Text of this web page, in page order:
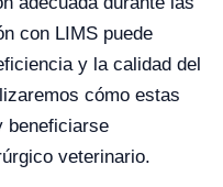
con LIMS puede
y la calidad del
cómo estas
beneficiarse
veterinario.